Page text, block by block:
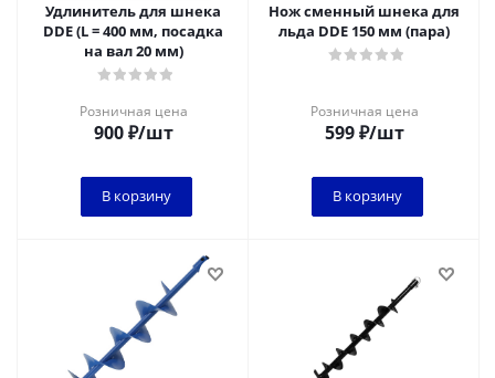
Удлинитель для шнека
DDE (L = 400 мм, посадка
на вал 20 мм)
Розничная цена
900₽/шт
В корзину
Нож сменный шнека для
льда DDE 150 мм (пара)
Розничная цена
599₽/шт
В корзину